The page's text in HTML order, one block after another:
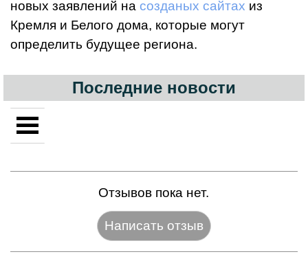
новых заявлений на созданых сайтах из
Кремля и Белого дома, которые могут
определить будущее региона.
Последние новости
Отзывов пока нет.